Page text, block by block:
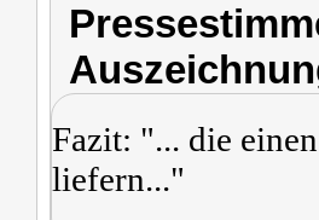
Fazit: "... die
liefern..."